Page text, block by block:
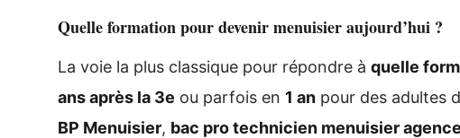
Quelle formation pour devenir menuisier aujourd’hui ?
La voie la plus classique pour répondre à quelle
ans après la 3e ou parfois en 1 an pour des adultes
BP Menuisier, bac pro technicien menuisier